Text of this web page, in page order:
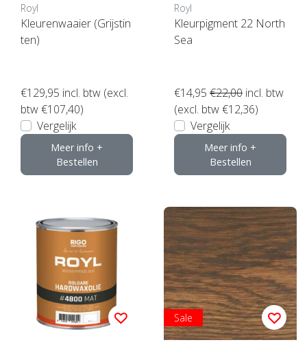
Royl
Kleurenwaaier (Grijstin
ten)
€129,95 incl. btw (excl.
btw €107,40)
Vergelijk
Meer info +
Bestellen
Royl
Kleurpigment 22 North
Sea
€14,95 €22,00 incl. btw
(excl. btw €12,36)
Vergelijk
Meer info +
Bestellen
Sale